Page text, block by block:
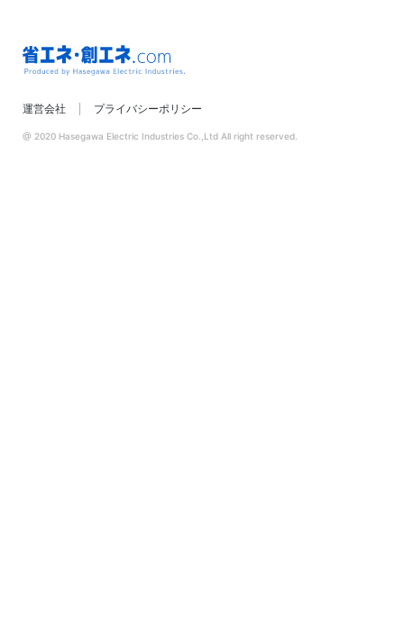
Produced by
Hasegawa Electric
運営会社 プライバシーポリシー
@ 2020 Hasegawa Electric Industries Co.,Ltd All right reserved.